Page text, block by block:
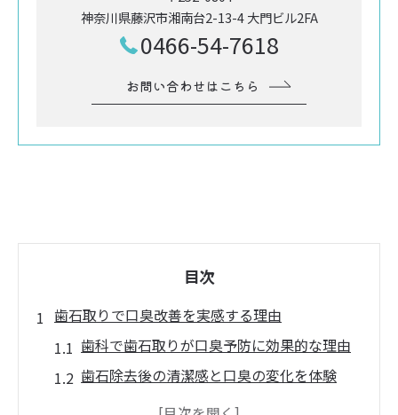
神奈川県藤沢市湘南台2-13-4 大門ビル2FA
0466-54-7618
お問い合わせはこちら
目次
歯石取りで口臭改善を実感する理由
歯科で歯石取りが口臭予防に効果的な理由
歯石除去後の清潔感と口臭の変化を体験
歯石取りで感じる爽快感とその持続性につ